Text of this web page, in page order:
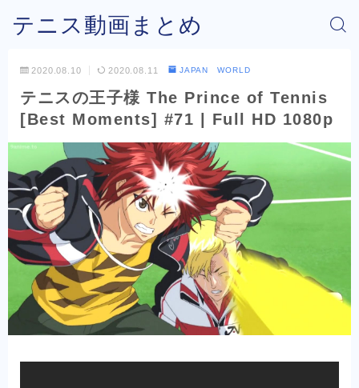
テニス動画まとめ
2020.08.10 2020.08.11 JAPAN WORLD
テニスの王子様 The Prince of Tennis
[Best Moments] #71 | Full HD 1080p